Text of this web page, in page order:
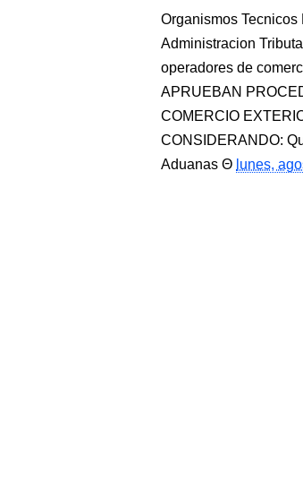
Organismos
Administracion
operadores de
APRUEBAN
COMERCIO
CONSIDERANDO:
Aduanas
lunes,